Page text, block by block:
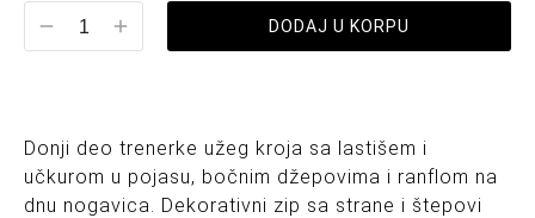
DODAJ U KORPU
Donji deo trenerke užeg kroja sa lastišem i
učkurom u pojasu, bočnim džepovima i ranflom na
dnu nogavica. Dekorativni zip sa strane i štepovi